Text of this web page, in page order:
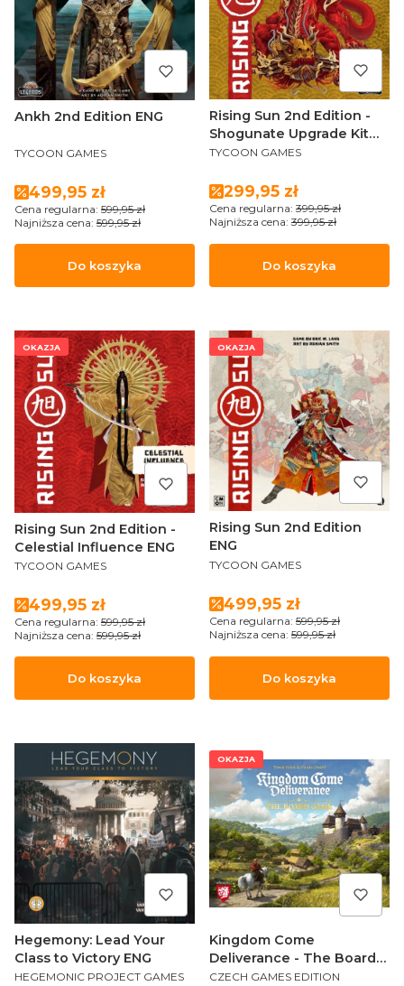
Ankh 2nd Edition ENG
PRODUCENT
TYCOON GAMES
Cena promocyjna
499,95 zł
Cena regularna: 599,95 zł
Najniższa cena: 599,95 zł
Do koszyka
Rising Sun 2nd Edition -
Shogunate Upgrade Kit
ENG
PRODUCENT
TYCOON GAMES
Cena promocyjna
299,95 zł
Cena regularna: 399,95 zł
Najniższa cena: 399,95 zł
Do koszyka
OKAZJA
Rising Sun 2nd Edition -
Celestial Influence ENG
PRODUCENT
TYCOON GAMES
Cena promocyjna
499,95 zł
Cena regularna: 599,95 zł
Najniższa cena: 599,95 zł
Do koszyka
OKAZJA
Rising Sun 2nd Edition
ENG
PRODUCENT
TYCOON GAMES
Cena promocyjna
499,95 zł
Cena regularna: 599,95 zł
Najniższa cena: 599,95 zł
Do koszyka
Hegemony: Lead Your
Class to Victory ENG
PRODUCENT
HEGEMONIC PROJECT GAMES
OKAZJA
Kingdom Come
Deliverance - The Board
Game ENG
PRODUCENT
CZECH GAMES EDITION